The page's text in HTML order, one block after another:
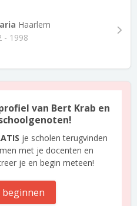
Haarlem
- 1998
van Bert Krab en
je scholen terugvinden
met je docenten en
je en begin meteen!